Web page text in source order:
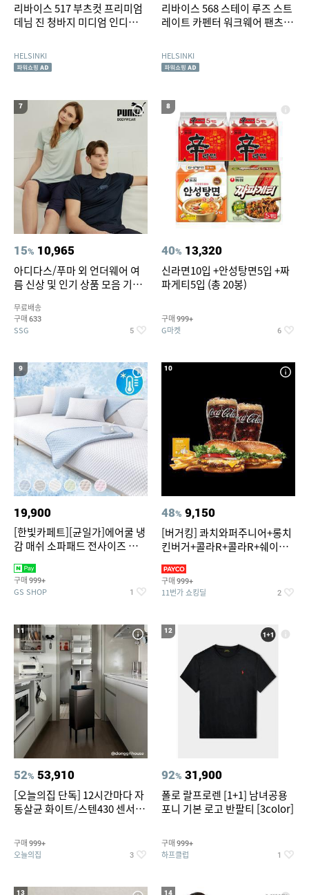
리바이스 517 부츠컷 프리미엄
데님 진 청바지 미디엄 인디고
HELSINKI
리바이스 568 스테이 루즈 스트
레이트 카펜터 워크웨어 팬츠
HELSINKI
7
15% 10,965
아디다스/푸마 외 언더웨어 여
름 신상 및 인기 상품 모음 기획
무료배송
구매 633
SSG 5
8
40% 13,320
신라면10입 +안성탕면5입 +짜
파게티5입 (총 20봉)
구매 999+
G마켓 6
9
19,900
[한빛카페트][균일가]에어쿨 냉
감 매쉬 소파패드 전사이즈 균일
구매 999+
GS SHOP 1
10
48% 9,150
[버거킹] 콰치와퍼주니어+롱치
킨버거+콜라R+콜라R+쉐이킹
구매 999+
11번가 쇼킹딜 2
11
52% 53,910
[오늘의집 단독] 12시간마다 자
동살균 화이트/스텐430 센서휴
구매 999+
오늘의집 3
12
92% 31,900
폴로 랄프로렌 [1+1] 남녀공용
포니 기본 로고 반팔티 [3color]
구매 999+
하프클럽 1
13 14